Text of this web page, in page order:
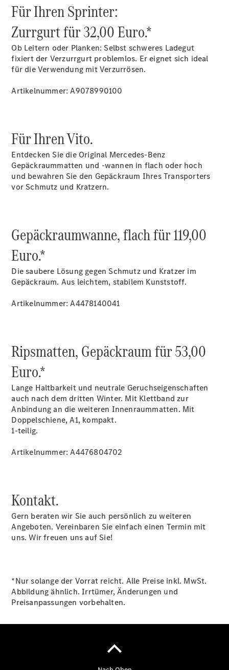
Übersicht
Transporter
Highlights
Leasing
Privatkunden
Leasing
Gewerbekunden
Mercedes-
Benz
Store
Gebrauchtwagensuche
Elektrotransporter
Sprinter
Kastenwagen
Kastenwagen
Sprinter
Pritschenfahrzeug
- elektrisch
Sprinter
Fahrgestell
eSprinter
Vito
Vito
Kastenwagen
Vito Mixto
Vito Tourer
eVito
elektrisch
Für Ihren Sprinter:
Zurrgurt für 32,00 Euro.*
Ob Leitern oder Planken: Selbst schweres Ladegut
fixiert der Verzurrgurt problemlos. Er eignet sich ideal
für die Verwendung mit Verzurrösen.
Artikelnummer: A9078990100
Für Ihren Vito.
Entdecken Sie die Original Mercedes-Benz
Gepäckraummatten und -wannen in flach oder hoch
und bewahren Sie den Gepäckraum Ihres Transporters
vor Schmutz und Kratzern.
Gepäckraumwanne, flach für 119,00
Euro.*
Die saubere Lösung gegen Schmutz und Kratzer im
Gepäckraum. Aus leichtem, stabilem Kunststoff.
Artikelnummer: A4478140041
Ripsmatten, Gepäckraum für 53,00
Euro.*
Lange Haltbarkeit und neutrale Geruchseigenschaften
auch nach dem dritten Winter. Mit Klettband zur
Anbindung an die weiteren Innenraummatten. Mit
Doppelschiene, A1, kompakt.
1-teilig.
Artikelnummer: A4476804702
Kontakt.
Gern beraten wir Sie auch persönlich zu weiteren
Angeboten. Vereinbaren Sie einfach einen Termin mit
uns. Wir freuen uns auf Sie!
*Nur solange der Vorrat reicht. Alle Preise inkl. MwSt.
Abbildung ähnlich. Irrtümer, Änderungen und
Preisanpassungen vorbehalten.